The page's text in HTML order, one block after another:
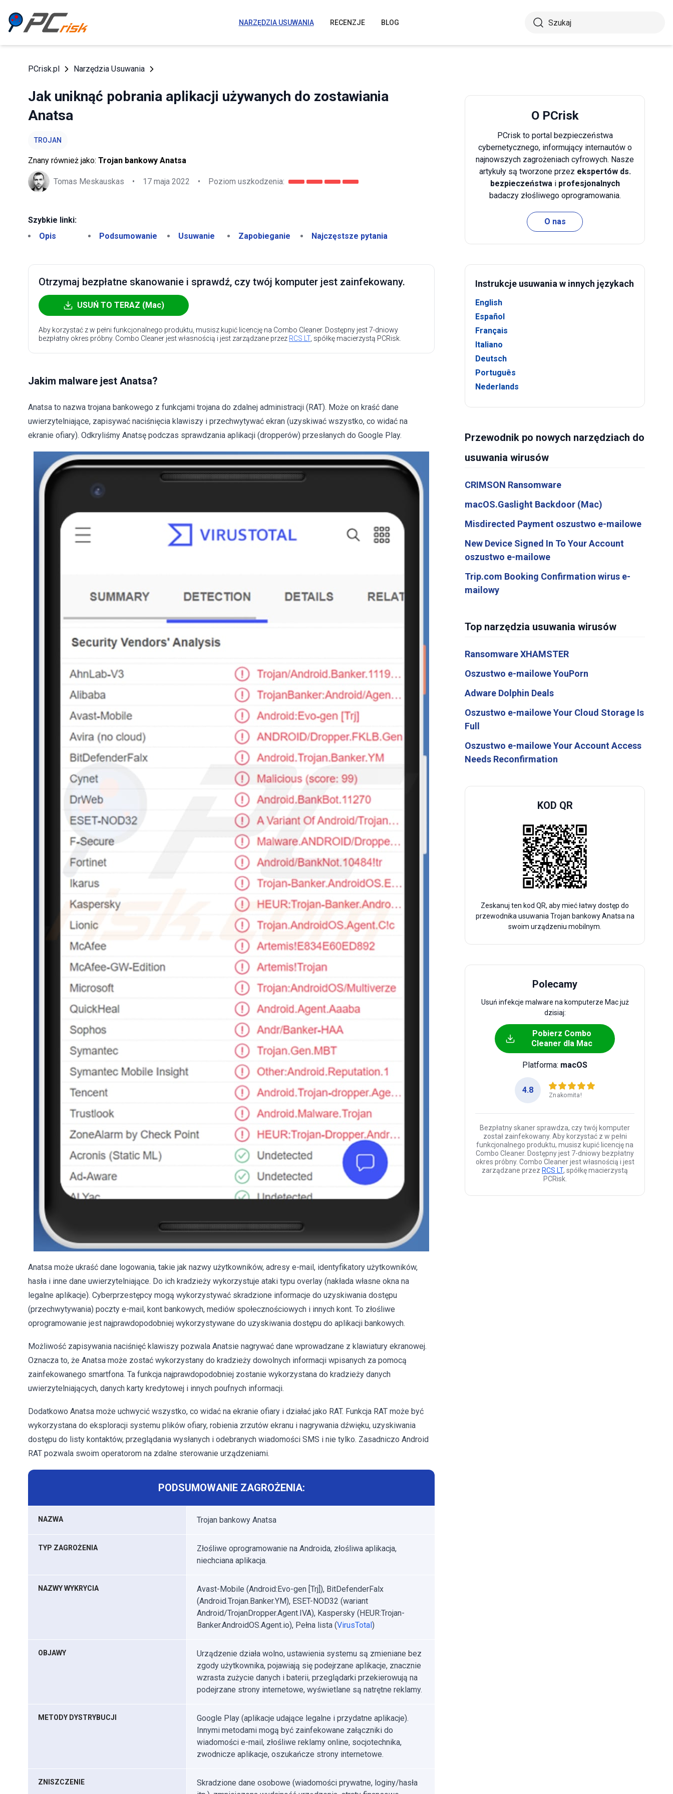
NARZĘDZIA USUWANIA RECENZJE BLOG
PCrisk.pl Narzędzia Usuwania
Jak uniknąć pobrania aplikacji używanych do zostawiania
Anatsa
TROJAN
Znany również jako: Trojan bankowy Anatsa
Tomas Meskauskas • 17 maja 2022 • Poziom uszkodzenia:
Szybkie linki:
Opis
Podsumowanie Usuwanie Zapobieganie Najczęstsze pytania
Otrzymaj bezpłatne skanowanie i sprawdź, czy twój komputer jest zainfekowany.
USUŃ TO TERAZ (Mac)
Aby korzystać z w pełni funkcjonalnego produktu, musisz kupić licencję na Combo Cleaner. Dostępny jest 7-dniowy
bezpłatny okres próbny. Combo Cleaner jest własnością i jest zarządzane przez RCS LT, spółkę macierzystą PCRisk.
Jakim malware jest Anatsa?
Anatsa to nazwa trojana bankowego z funkcjami trojana do zdalnej administracji (RAT). Może on kraść dane
uwierzytelniające, zapisywać naciśnięcia klawiszy i przechwytywać ekran (uzyskiwać wszystko, co widać na
ekranie ofiary). Odkryliśmy Anatsę podczas sprawdzania aplikacji (dropperów) przesłanych do Google Play.
Anatsa może ukraść dane logowania, takie jak nazwy użytkowników, adresy e-mail, identyfikatory użytkowników,
hasła i inne dane uwierzytelniające. Do ich kradzieży wykorzystuje ataki typu overlay (nakłada własne okna na
legalne aplikacje). Cyberprzestępcy mogą wykorzystywać skradzione informacje do uzyskiwania dostępu
(przechwytywania) poczty e-mail, kont bankowych, mediów społecznościowych i innych kont. To złośliwe
oprogramowanie jest najprawdopodobniej wykorzystywane do uzyskiwania dostępu do aplikacji bankowych.
Możliwość zapisywania naciśnięć klawiszy pozwala Anatsie nagrywać dane wprowadzane z klawiatury ekranowej.
Oznacza to, że Anatsa może zostać wykorzystany do kradzieży dowolnych informacji wpisanych za pomocą
zainfekowanego smartfona. Ta funkcja najprawdopodobniej zostanie wykorzystana do kradzieży danych
uwierzytelniających, danych karty kredytowej i innych poufnych informacji.
Dodatkowo Anatsa może uchwycić wszystko, co widać na ekranie ofiary i działać jako RAT. Funkcja RAT może być
wykorzystana do eksploracji systemu plików ofiary, robienia zrzutów ekranu i nagrywania dźwięku, uzyskiwania
dostępu do listy kontaktów, przeglądania wysłanych i odebranych wiadomości SMS i nie tylko. Zasadniczo Android
RAT pozwala swoim operatorom na zdalne sterowanie urządzeniami.
PODSUMOWANIE ZAGROŻENIA:
NAZWA Trojan bankowy Anatsa
TYP ZAGROŻENIA
Złośliwe oprogramowanie na Androida, złośliwa aplikacja,
niechciana aplikacja.
NAZWY WYKRYCIA
Avast-Mobile (Android:Evo-gen [Trj]), BitDefenderFalx
(Android.Trojan.Banker.YM), ESET-NOD32 (wariant
Android/TrojanDropper.Agent.IVA), Kaspersky (HEUR:Trojan-
Banker.AndroidOS.Agent.io), Pełna lista (VirusTotal)
OBJAWY
Urządzenie działa wolno, ustawienia systemu są zmieniane bez
zgody użytkownika, pojawiają się podejrzane aplikacje, znacznie
wzrasta zużycie danych i baterii, przeglądarki przekierowują na
podejrzane strony internetowe, wyświetlane są natrętne reklamy.
METODY DYSTRYBUCJI
Google Play (aplikacje udające legalne i przydatne aplikacje).
Innymi metodami mogą być zainfekowane załączniki do
wiadomości e-mail, złośliwe reklamy online, socjotechnika,
zwodnicze aplikacje, oszukańcze strony internetowe.
ZNISZCZENIE
Skradzione dane osobowe (wiadomości prywatne, loginy/hasła
O PCrisk
PCrisk to portal bezpieczeństwa
cybernetycznego, informujący internautów o
najnowszych zagrożeniach cyfrowych. Nasze
artykuły są tworzone przez ekspertów ds.
bezpieczeństwai profesjonalnych
badaczy złośliwego oprogramowania.
O nas
Instrukcje usuwania w innych językach
English
Español
Français
Italiano
Deutsch
Português
Nederlands
Przewodnik po nowych narzędziach do
usuwania wirusów
CRIMSON Ransomware
macOS.Gaslight Backdoor (Mac)
Misdirected Payment oszustwo e-mailowe
New Device Signed In To Your Account
oszustwo e-mailowe
Trip.com Booking Confirmation wirus e-
mailowy
Top narzędzia usuwania wirusów
Ransomware XHAMSTER
Oszustwo e-mailowe YouPorn
Adware Dolphin Deals
Oszustwo e-mailowe Your Cloud Storage Is
Full
Oszustwo e-mailowe Your Account Access
Needs Reconfirmation
KOD QR
Zeskanuj ten kod QR, aby mieć łatwy dostęp do
przewodnika usuwania Trojan bankowy Anatsa na
swoim urządzeniu mobilnym.
Polecamy
Usuń infekcje malware na komputerze Mac już
dzisiaj:
Pobierz Combo
Cleaner dla Mac
Platforma: macOS
4.8
Znakomita!
Bezpłatny skaner sprawdza, czy twój komputer
został zainfekowany. Aby korzystać z w pełni
funkcjonalnego produktu, musisz kupić licencję na
Combo Cleaner. Dostępny jest 7-dniowy bezpłatny
okres próbny. Combo Cleaner jest własnością i jest
zarządzane przez RCS LT, spółkę macierzystą
PCRisk.